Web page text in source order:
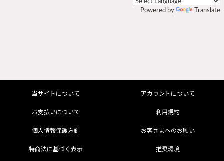
Powered by Translate
当サイトについて アカウントについて
お支払いについて 利用規約
個人情報保護方針 お客さまへのお願い
特商法に基づく表示 推奨環境